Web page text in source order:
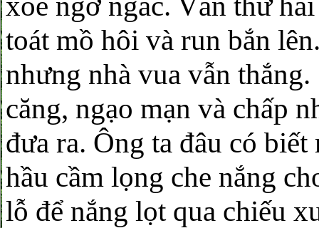
toát mồ hôi và run bắn
nhưng nhà vua vẫn
căng, ngạo mạn và chấp
đưa ra. Ông ta đâu có
hầu cầm lọng che nắng
lỗ để nắng lọt qua chiếu